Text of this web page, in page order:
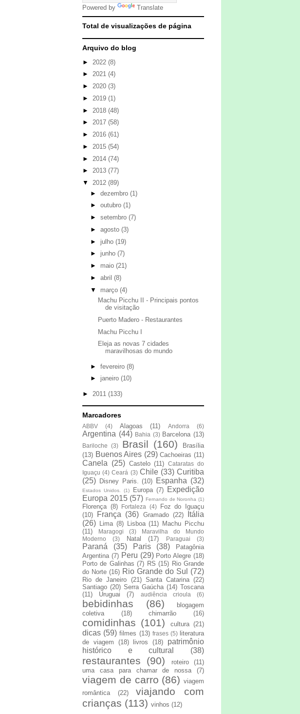
Powered by Translate
Total de visualizações de página
Arquivo do blog
► 2022 (8)
► 2021 (4)
► 2020 (3)
► 2019 (1)
► 2018 (48)
► 2017 (58)
► 2016 (61)
► 2015 (54)
► 2014 (74)
► 2013 (77)
▼ 2012 (89)
► dezembro (1)
► outubro (1)
► setembro (7)
► agosto (3)
► julho (19)
► junho (7)
► maio (21)
► abril (8)
▼ março (4)
Machu Picchu II - Principais pontos
de visitação
Puerto Madero - Restaurantes
Machu Picchu I
Eleja as novas 7 cidades
maravilhosas do mundo
► fevereiro (8)
► janeiro (10)
► 2011 (133)
Marcadores
ABBV (4) Alagoas (11) Andorra (6)
Argentina (44) Bahia (3) Barcelona (13)
Bariloche (3) Brasil (160)
Brasília
(13) Buenos Aires (29) Cachoeiras (11)
Canela (25) Castelo (11)
Cataratas do
Iguaçu (4) Ceará (3) Chile (33) Curitiba
(25) Disney Paris. (10) Espanha (32)
Estados Unidos. (1) Europa (7)
Expedição
Europa 2015 (57) Fernando de Noronha (1)
Florença (8) Fortaleza (4)
Foz do Iguaçu
(10)
França (36) Gramado (22)
Itália
(26) Lima (8) Lisboa (11) Machu Picchu
(11)
Maragogi (3)
Maravilha do Mundo
Moderno
(3) Natal (17) Paraguai (3)
Paraná (35) Paris (38)
Patagônia
Argentina (7) Peru (29) Porto Alegre (18)
Porto de Galinhas (7) RS (15) Rio Grande
do Norte (16) Rio Grande do Sul (72)
Rio de Janeiro (21) Santa Catarina (22)
Santiago (20) Serra Gaúcha (14) Toscana
(11)
Uruguai (7) audiência crioula (6)
bebidinhas (86)
blogagem
coletiva
(18) chimarrão (16)
comidinhas (101) cultura (21)
dicas (59) filmes (13) frases (5)
literatura
de viagem
(18) livros (18)
patrimônio
histórico e cultural
(38)
restaurantes (90) roteiro
(11)
uma casa para chamar de nossa
(7)
viagem de carro (86) viagem
romântica
(22)
viajando com
crianças (113) vinhos (12)